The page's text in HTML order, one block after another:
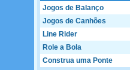
Jogos de Balanço
Jogos de Canhões
Line Rider
Role a Bola
Construa uma Ponte